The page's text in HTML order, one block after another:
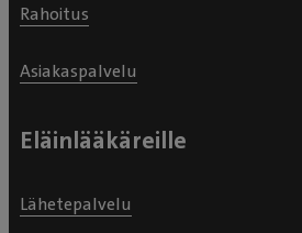
Rahoitus
Asiakaspalvelu
Eläinlääkäreille
Lähetepalvelu